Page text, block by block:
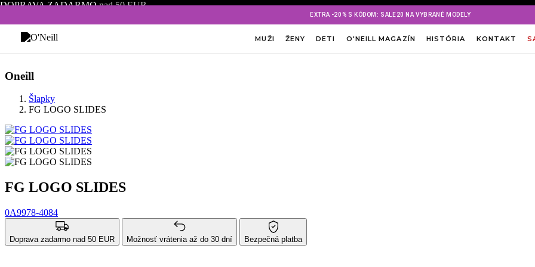
DOPRAVA ZADARMOnad 50 EUR
EXTRA -20% S KÓDOM: SALE20 NA VYBRANÉ MODELY
MUŽI ŽENY DETI O'NEILL MAGAZÍN HISTÓRIA KONTAKT
Oneill
Šlapky
FG LOGO SLIDES
FG LOGO SLIDES
0A9978-4084
Doprava zadarmo nad 50 EUR Možnosť vrátenia až do 30 dní Bezpečná platba